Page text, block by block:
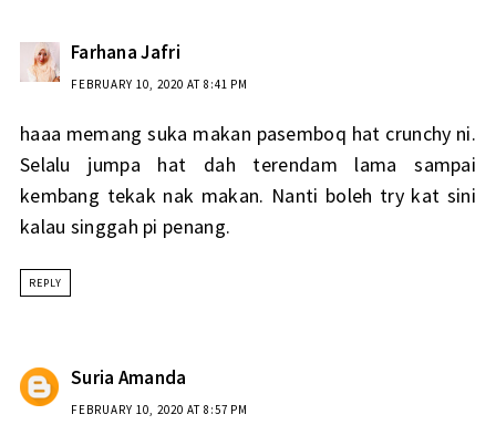
Farhana Jafri
FEBRUARY 10, 2020 AT 8:41 PM
haaa memang suka makan pasemboq hat crunchy ni.
Selalu jumpa hat dah terendam lama sampai
kembang tekak nak makan. Nanti boleh try kat sini
kalau singgah pi penang.
REPLY
Suria Amanda
FEBRUARY 10, 2020 AT 8:57 PM